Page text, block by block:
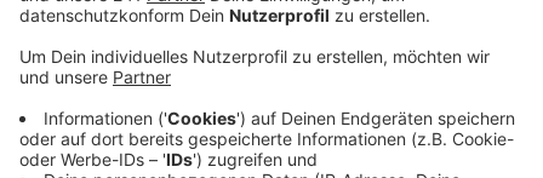
verbunden mit zwei verpflichtenden Selbsttests
Veröffentlicht:Sonntag, 11.04.2021 11:43
Anzeige